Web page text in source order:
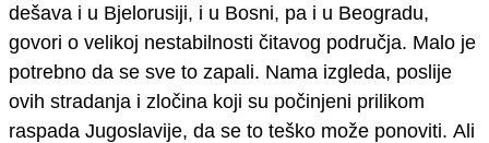
dešava i u Bjelorusiji, i u Bosni, pa i u Beogradu,
govori o velikoj nestabilnosti čitavog područja. Malo je
potrebno da se sve to zapali. Nama izgleda, poslije
ovih stradanja i zločina koji su počinjeni prilikom
raspada Jugoslavije, da se to teško može ponoviti. Ali